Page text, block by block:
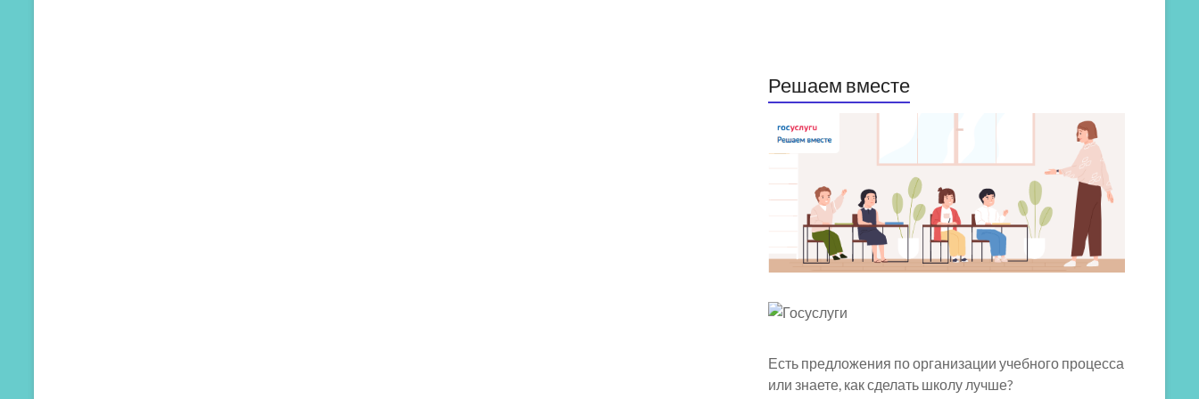
Решаем вместе
Есть предложения по организации учебного процесса
или знаете, как сделать школу лучше?